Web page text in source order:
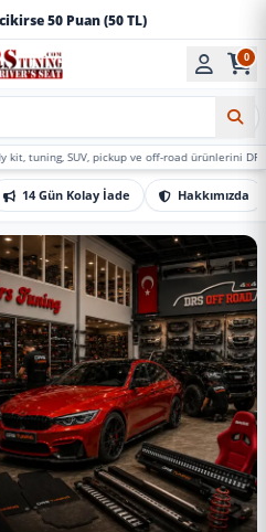
en büyük oto aksesuar ve tuning
0
pickup ve off-road ürünlerini DRS Tuning’de
14 Gün Kolay İade Hakkımızda